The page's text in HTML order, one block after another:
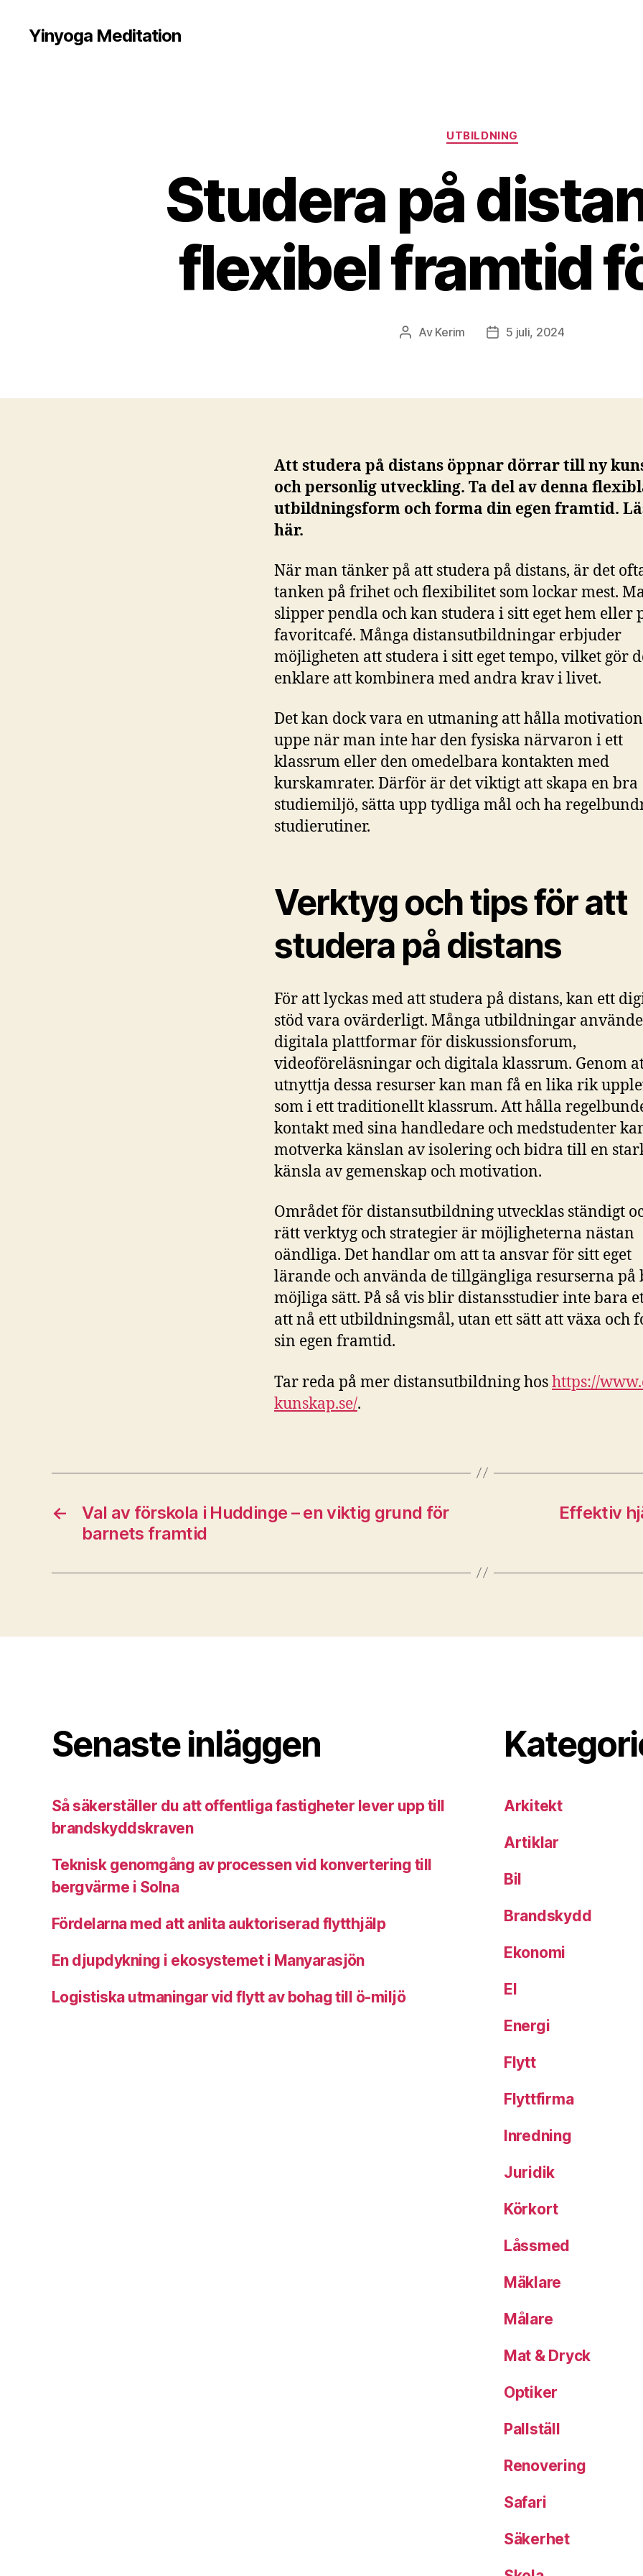
Yinyoga Meditation
Kategorier
UTBILDNING
Studera på
flexibel framtid
Inläggsförfattare
Av Kerim Inläggsdatum
5 juli, 2024
Att studera på distans öppnar dörrar till ny
och personlig utveckling. Ta del av denna
utbildningsform och forma din egen framtid.
här.
När man tänker på att studera på distans, är det
tanken på frihet och flexibilitet som lockar mest.
slipper pendla och kan studera i sitt eget hem eller
favoritcafé. Många distansutbildningar erbjuder
möjligheten att studera i sitt eget tempo, vilket gör
enklare att kombinera med andra krav i livet.
Det kan dock vara en utmaning att hålla
uppe när man inte har den fysiska närvaron i ett
klassrum eller den omedelbara kontakten med
kurskamrater. Därför är det viktigt att skapa en bra
studiemiljö, sätta upp tydliga mål och ha
studierutiner.
Verktyg och tips för att
studera på distans
För att lyckas med att studera på distans, kan ett
stöd vara ovärderligt. Många utbildningar
digitala plattformar för diskussionsforum,
videoföreläsningar och digitala klassrum. Genom
utnyttja dessa resurser kan man få en lika rik
som i ett traditionellt klassrum. Att hålla
kontakt med sina handledare och medstudenter
motverka känslan av isolering och bidra till en
känsla av gemenskap och motivation.
Området för distansutbildning utvecklas ständigt
rätt verktyg och strategier är möjligheterna nästan
oändliga. Det handlar om att ta ansvar för sitt eget
lärande och använda de tillgängliga resurserna på
möjliga sätt. På så vis blir distansstudier inte bara
att nå ett utbildningsmål, utan ett sätt att växa och
sin egen framtid.
Tar reda på mer distansutbildning hoshttps://
kunskap.se/.
←
Val av förskola i Huddinge – en viktig grund för
barnets framtid
Effektiv
Senaste inläggen
Så säkerställer du att offentliga fastigheter lever upp till
brandskyddskraven
Teknisk genomgång av processen vid konvertering till
bergvärme i Solna
Fördelarna med att anlita auktoriserad flytthjälp
En djupdykning i ekosystemet i Manyarasjön
Logistiska utmaningar vid flytt av bohag till ö-miljö
Arkitekt
Artiklar
Bil
Brandskydd
Ekonomi
El
Energi
Flytt
Flyttfirma
Inredning
Juridik
Körkort
Låssmed
Mäklare
Målare
Mat & Dryck
Optiker
Pallställ
Renovering
Safari
Säkerhet